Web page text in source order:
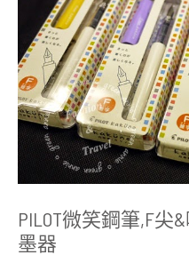
PILOT微笑鋼筆,F尖
墨器
筆,F
尖
&
啾
咪
鋼
筆
F
尖
+CON-
20